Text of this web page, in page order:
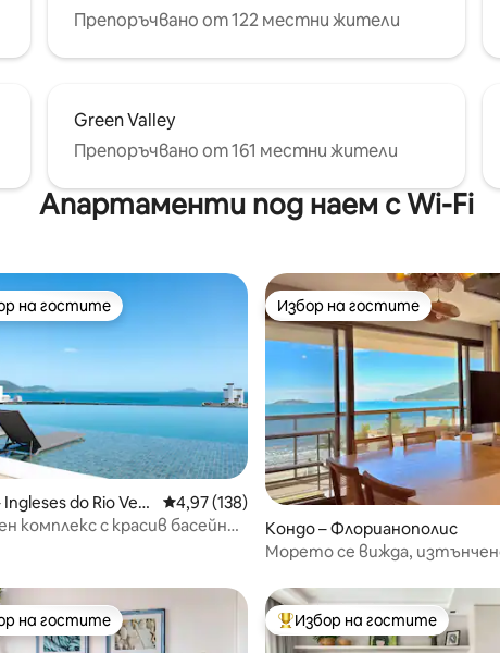
Препоръчвано от 122 местни жители
Green Valley
Препоръчвано от 161 местни жители
Апартаменти под наем с Wi-Fi
5, 123 отзива
избор на гостите
на гостите
do Rio Ver
Средна оценка: 4,97 от 5, 138 отзива
4,97 (138)
комплекс с красив басейн
Избор на гостите
Избор на гостите
Кондо – Флорианополис
Морето се вижда,
избор на гостите
на гостите Най-популярен избор на
Избор на гостите